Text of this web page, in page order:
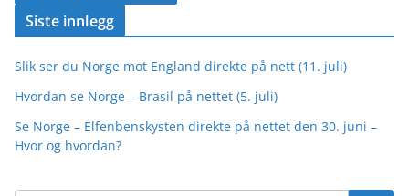
Siste innlegg
Slik ser du Norge mot England direkte på nett (11. juli)
Hvordan se Norge – Brasil på nettet (5. juli)
Se Norge – Elfenbenskysten direkte på nettet den 30. juni –
Hvor og hvordan?